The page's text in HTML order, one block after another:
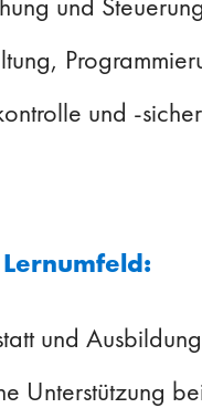
und
und -
und
Unterstützung